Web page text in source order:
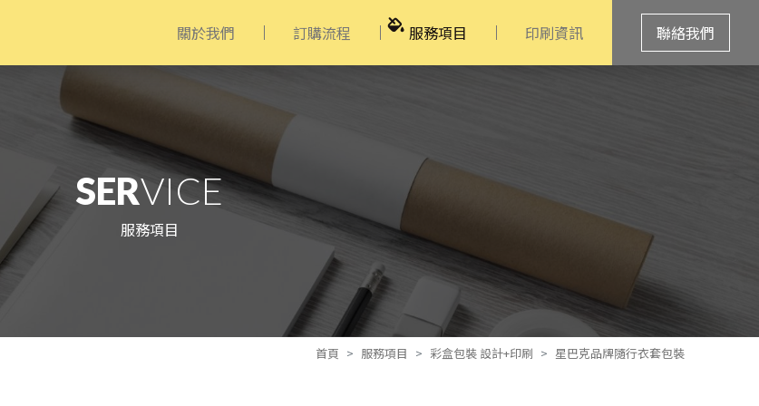
關於我們 訂購流程 服務項目 印刷資訊 聯絡我們
SERVICE
服務項目
首頁 服務項目 彩盒包裝 設計+印刷 星巴克品牌隨行衣套包裝